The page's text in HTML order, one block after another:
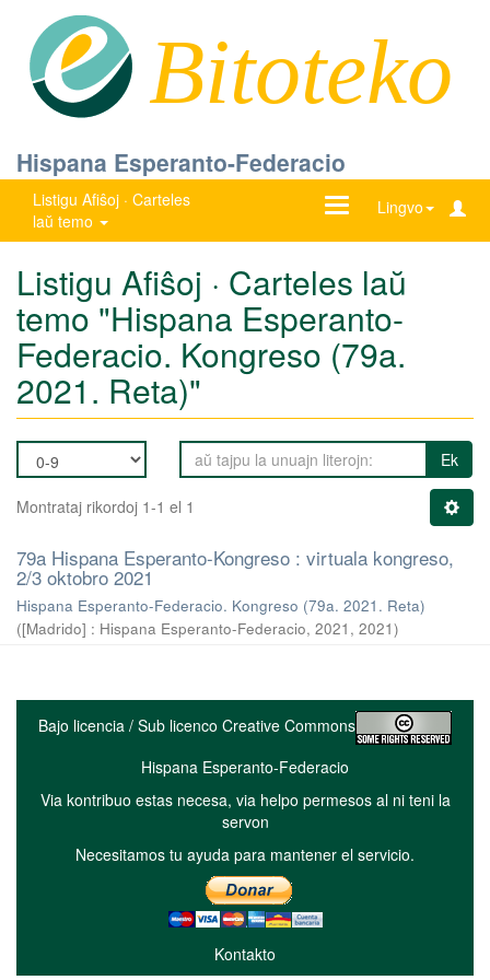
Bitoteko
Hispana Esperanto-Federacio
Listigu Afiŝoj · Carteles
laŭ temo
Lingvo
Ŝanĝu
Listigu Afiŝoj · Carteles laŭ
temo "Hispana Esperanto-
Federacio. Kongreso (79a.
2021. Reta)"
Ek
Montrataj rikordoj 1-1 el 1
79a Hispana Esperanto-Kongreso : virtuala kongreso,
2/3 oktobro 2021
Hispana Esperanto-Federacio. Kongreso (79a. 2021. Reta)
([Madrido] : Hispana Esperanto-Federacio, 2021 , 2021)
Bajo licencia / Sub licenco Creative Commons
Hispana Esperanto-Federacio
Via kontribuo estas necesa, via helpo permesos al ni teni la
servon
Necesitamos tu ayuda para mantener el servicio.
Kontakto